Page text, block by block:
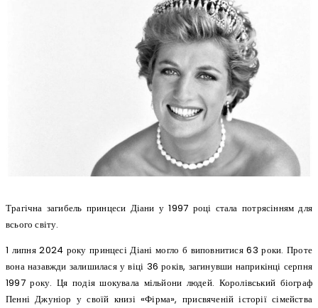
Трагічна загибель принцеси Діани у 1997 році стала потрясінням для
всього світу.
1 липня 2024 року принцесі Діані могло б виповнитися 63 роки. Проте
вона назавжди залишилася у віці 36 років, загинувши наприкінці серпня
1997 року. Ця подія шокувала мільйони людей. Королівський біограф
Пенні Джуніор у своїй книзі «Фірма», присвяченій історії сімейства